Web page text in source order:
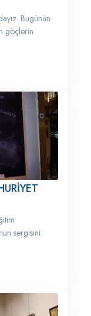
Bugünün
göçlerin
sergisini